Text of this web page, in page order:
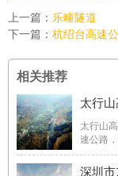
上一篇： 乐疃隧道
下一篇： 杭绍台高速
相关推荐
太行
太行山
速公路
条“扶贫
功能、
深圳